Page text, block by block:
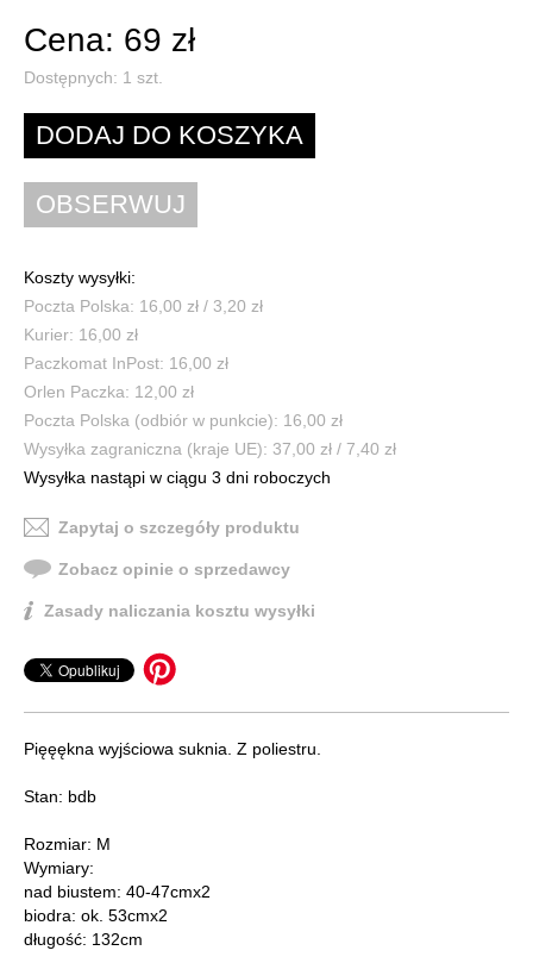
Cena: 69 zł
Dostępnych: 1 szt.
Koszty wysyłki:
Poczta Polska: 16,00 zł / 3,20 zł
Kurier: 16,00 zł
Paczkomat InPost: 16,00 zł
Orlen Paczka: 12,00 zł
Poczta Polska (odbiór w punkcie): 16,00 zł
Wysyłka zagraniczna (kraje UE): 37,00 zł / 7,40 zł
Wysyłka nastąpi w ciągu 3 dni roboczych
Zapytaj o szczegóły produktu
Zobacz opinie o sprzedawcy
Zasady naliczania kosztu wysyłki
Pięęękna wyjściowa suknia. Z poliestru.
Stan: bdb
Rozmiar: M
Wymiary:
nad biustem: 40-47cmx2
biodra: ok. 53cmx2
długość: 132cm